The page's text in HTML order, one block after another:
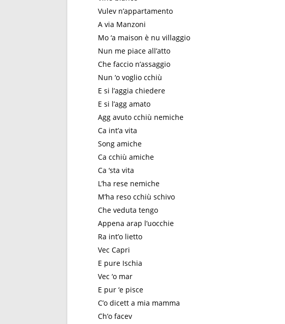
Vulev n’appartamento
A via Manzoni
Mo ‘a maison è nu villaggio
Nun me piace all’atto
Che faccio n’assaggio
Nun ‘o voglio cchiù
E si l’aggia chiеdere
E si l’agg amato
Agg avuto cchiù nеmiche
Ca int’a vita
Song amiche
Ca cchiù amiche
Ca ‘sta vita
L’ha rese nemiche
M’ha reso cchiù schivo
Che veduta tengo
Appena arap l’uocchie
Ra int’o lietto
Vec Capri
E pure Ischia
Vec ‘o mar
E pur ‘e pisce
C’o dicett a mia mamma
Ch’o facev